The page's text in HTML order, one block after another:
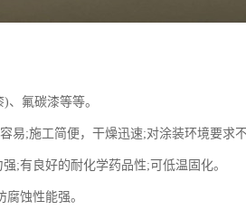
氟碳漆等等。
;施工简便，干燥迅速;对涂装环境要求不
有良好的耐化学药品性;可低温固化。
蚀性能强。